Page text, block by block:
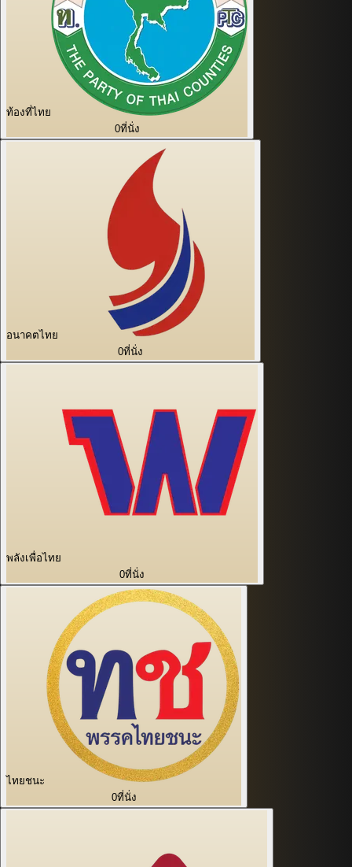
ท้องที่ไทย
0ที่นั่ง
อนาคตไทย
0ที่นั่ง
พลังเพื่อไทย
0ที่นั่ง
ไทยชนะ
0ที่นั่ง